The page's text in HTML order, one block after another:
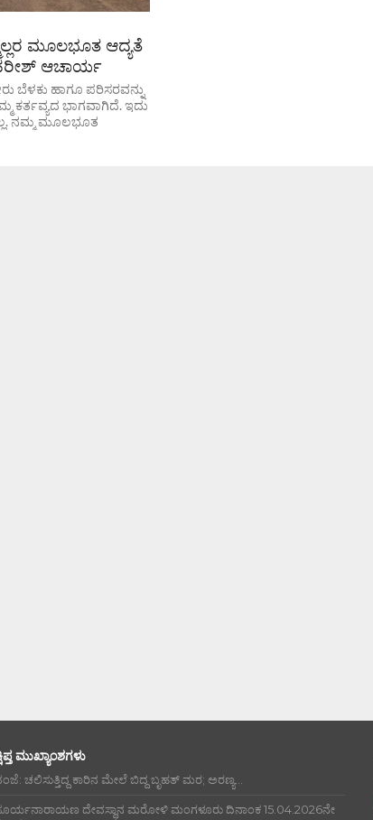
ಮೂಲಭೂತ ಆದ್ಯತೆ
ಆಚಾರ್ಯ
ಬೆಳಕು ಹಾಗೂ ಪರಿಸರವನ್ನು
ಕರ್ತವ್ಯದ ಭಾಗವಾಗಿದೆ. ಇದು
ನಮ್ಮ ಮೂಲಭೂತ
ಮುಖ್ಯಾಂಶಗಳು
ಚಲಿಸುತ್ತಿದ್ದ ಕಾರಿನ ಮೇಲೆ ಬಿದ್ದ ಬೃಹತ್ ಮರ; ಅರಣ್ಯ...
ಸೂರ್ಯನಾರಾಯಣ ದೇವಸ್ಥಾನ ಮರೋಳಿ ಮಂಗಳೂರು ದಿನಾಂಕ 15.04.2026ನೇ